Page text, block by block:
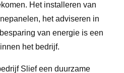
Het installeren van
het adviseren in
van energie is een
het bedrijf.
Slief een duurzame